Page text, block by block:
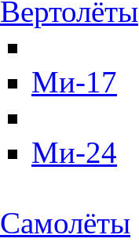
Вертолёты
Ми-17
Ми-24
Самолёты